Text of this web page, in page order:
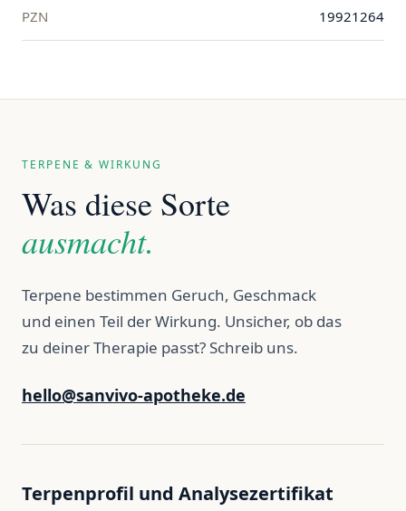
PZN 19921264
TERPENE & WIRKUNG
Was diese Sorte
ausmacht.
Terpene bestimmen Geruch, Geschmack
und einen Teil der Wirkung. Unsicher, ob das
zu deiner Therapie passt? Schreib uns.
hello@sanvivo-apotheke.de
Terpenprofil und Analysezertifikat